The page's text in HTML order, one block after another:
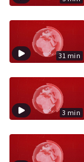
31 min
3 min